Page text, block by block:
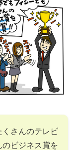
くさんのテレビ
ビジネス賞を